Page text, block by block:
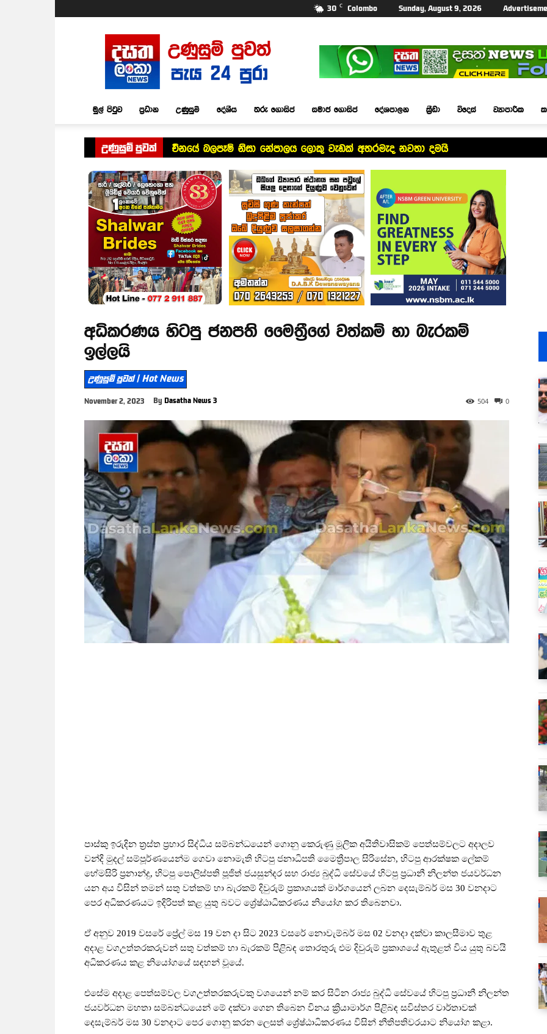
30 C Colombo Sunday, August 9, 2026
Dasatha
Lanka
News
මුල් පිටුව ප්‍රධාන උණුසුම් දේශීය තරු ගොසිප් සමාජ ගොසිප් දේශපාලන ක්‍රීඩා විදෙස් ව්‍යාපාරික
උණුසුම් පුවත් චීනයේ බලපෑම් නිසා නේපාලය ලොකු වැඩක් අතරමැද නවතා දමයි
අධිකරණය හිටපු ජනපති මෛත්‍රීගේ වත්කම් හා බැරකම්
ඉල්ලයි
උණුසුම් පුවත් | Hot News
November 2, 2023 By Dasatha News 3 0
504
පාස්කු ඉරුදින ත්‍රස්ත ප්‍රහාර සිද්ධිය සම්බන්ධයෙන් ගොනු කෙරුණු මූලික අයිතිවාසිකම් පෙත්සම්වලට අදාලව
වන්දි මුදල් සම්පූර්ණයෙන්ම ගෙවා නොමැති හිටපු ජනාධිපති මෛත්‍රීපාල සිරිසේන, හිටපු ආරක්ෂක ලේකම්
හේමසිරි ප්‍රනාන්දු, හිටපු පොලිස්පති පූජිත් ජයසුන්දර සහ රාජ්‍ය බුද්ධි සේවයේ හිටපු ප්‍රධානී නිලන්ත ජයවර්ධන
යන අය විසින් තමන් සතු වත්කම් හා බැරකම් දිවුරුම් ප්‍රකාශයක් මාර්ගයෙන් ලබන දෙසැම්බර් මස 30 වනදාට
පෙර අධිකරණයට ඉදිරිපත් කළ යුතු බවට ශ්‍රේෂ්ඨාධිකරණය නියෝග කර තිබෙනවා.
ඒ අනුව 2019 වසරේ ප්‍රේල් මස 19 වන දා සිට 2023 වසරේ නොවැම්බර් මස 02 වනදා දක්වා කාලසීමාව තුළ
අදාළ වගඋත්තරකරුවන් සතු වත්කම් හා බැරකම් පිළිබඳ තොරතුරු එම දිවුරුම් ප්‍රකාශයේ ඇතුළත් විය යුතු බවයි
අධිකරණය කළ නියෝගයේ සඳහන් වූයේ.
එසේම අදාළ පෙත්සම්වල වගඋත්තරකරුවකු වශයෙන් නම් කර සිටින රාජ්‍ය බුද්ධි සේවයේ හිටපු ප්‍රධානී නිලන්ත
ජයවර්ධන මහතා සම්බන්ධයෙන් මේ දක්වා ගෙන තිබෙන විනය ක්‍රියාමාර්ග පිළිබඳ සවිස්තර වාර්තාවක්
දෙසැම්බර් මස 30 වනදාට පෙර ගොනු කරන ලෙසත් ශ්‍රේෂ්ඨාධිකරණය විසින් නීතිපතිවරයාට නියෝග කළා.